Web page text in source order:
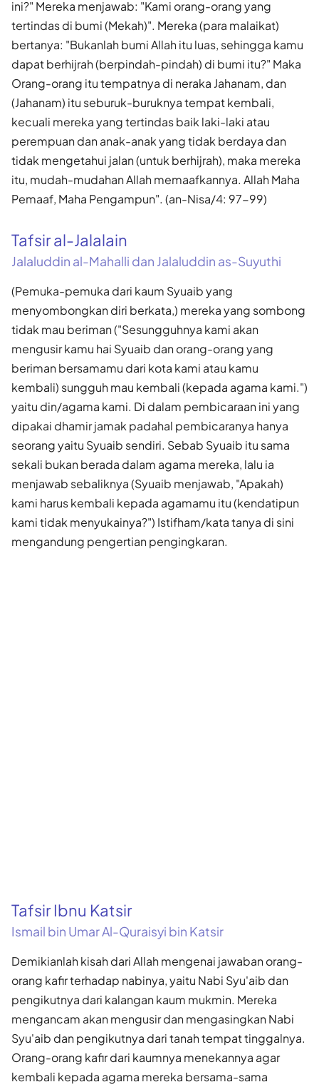
ini?" Mereka menjawab: "Kami orang-orang yang
tertindas di bumi (Mekah)". Mereka (para malaikat)
bertanya: "Bukanlah bumi Allah itu luas, sehingga kamu
dapat berhijrah (berpindah-pindah) di bumi itu?" Maka
Orang-orang itu tempatnya di neraka Jahanam, dan
(Jahanam) itu seburuk-buruknya tempat kembali,
kecuali mereka yang tertindas baik laki-laki atau
perempuan dan anak-anak yang tidak berdaya dan
tidak mengetahui jalan (untuk berhijrah), maka mereka
itu, mudah-mudahan Allah memaafkannya. Allah Maha
Pemaaf, Maha Pengampun". (an-Nisa/4: 97-99)
Tafsir al-Jalalain
Jalaluddin al-Mahalli dan Jalaluddin as-Suyuthi
(Pemuka-pemuka dari kaum Syuaib yang
menyombongkan diri berkata,) mereka yang sombong
tidak mau beriman ("Sesungguhnya kami akan
mengusir kamu hai Syuaib dan orang-orang yang
beriman bersamamu dari kota kami atau kamu
kembali) sungguh mau kembali (kepada agama kami.")
yaitu din/agama kami. Di dalam pembicaraan ini yang
dipakai dhamir jamak padahal pembicaranya hanya
seorang yaitu Syuaib sendiri. Sebab Syuaib itu sama
sekali bukan berada dalam agama mereka, lalu ia
menjawab sebaliknya (Syuaib menjawab, "Apakah)
kami harus kembali kepada agamamu itu (kendatipun
kami tidak menyukainya?") Istifham/kata tanya di sini
mengandung pengertian pengingkaran.
Tafsir Ibnu Katsir
Ismail bin Umar Al-Quraisyi bin Katsir
Demikianlah kisah dari Allah mengenai jawaban orang-
orang kafir terhadap nabinya, yaitu Nabi Syu'aib dan
pengikutnya dari kalangan kaum mukmin. Mereka
mengancam akan mengusir dan mengasingkan Nabi
Syu'aib dan pengikutnya dari tanah tempat tinggalnya.
Orang-orang kafir dari kaumnya menekannya agar
kembali kepada agama mereka bersama-sama